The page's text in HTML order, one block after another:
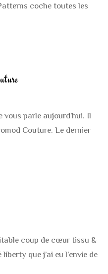
coche toutes les
parle aujourd’hui. Il
Couture. Le dernier
coup de cœur tissu &
que j’ai eu l’envie de